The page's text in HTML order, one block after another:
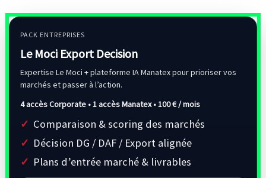
PACK ENTREPRISES
Le Moci Export Decision
Expertise Le Moci + plateforme IA Manatex pour prioriser vos
marchés et passer à l’action.
4 accès Corporate • 1 accès Manatex •100 € / mois
Comparaison & scoring des marchés
Décision DG / DAF / Export alignée
Plans d’entrée marché & livrables